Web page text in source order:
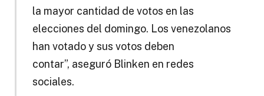
la mayor cantidad de votos en las
elecciones del domingo. Los venezolanos
han votado y sus votos deben
contar”, aseguró Blinken en redes
sociales.